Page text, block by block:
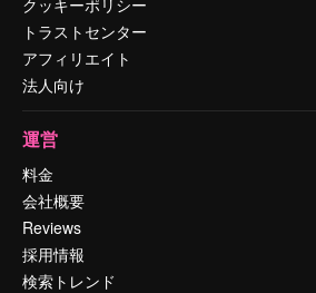
トラストセンター
アフィリエイト
法人向け
運営
料金
会社概要
Reviews
採用情報
検索トレンド